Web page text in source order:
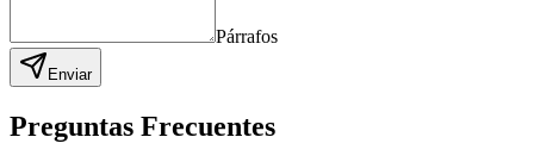
Párrafos
Enviar
Preguntas Frecuentes